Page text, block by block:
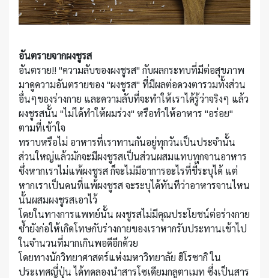
อันตรายจากผงชูรส
อันตราย!! "ความลับของผงชูรส" กับผลกระทบที่มีต่อสุขภาพ
มาดูความอันตรายของ "ผงชูรส" ที่มีผลต่อดวงตารวมทั้งส่วน
อื่นๆของร่างกาย และความลับที่จะทำให้เราได้รู้ว่าจริงๆ แล้ว
ผงชูรสนั้น "ไม่ได้ทำให้ผมร่วง" หรือทำให้อาหาร "อร่อย"
ตามที่เข้าใจ
ทราบหรือไม่ อาหารที่เราทานกันอยู่ทุกวันเป็นประจำนั้น
ส่วนใหญ่แล้วมักจะมีผงชูรสเป็นส่วนผสมแทบทุกจานอาหาร
ซึ่งหากเราไม่แพ้ผงชูรส ก็จะไม่มีอาการอะไรที่ชี้ระบุได้ แต่
หากเราเป็นคนที่แพ้ผงชูรส จะระบุได้ทันทีว่าอาหารจานไหน
นั้นผสมผงชูรสเอาไว้
โดยในทางการแพทย์นั้น ผงชูรสไม่มีคุณประโยชน์ต่อร่างกาย
ซ้ำยังก่อให้เกิดโทษกับร่างกายของเราหากรับประทานเข้าไป
ในจำนวนที่มากเกินพอดีอีกด้วย
โดยทางนักวิทยาศาสตร์แห่งมหาวิทยาลัย ฮิโรซากิ ใน
ประเทศญี่ปุ่น ได้ทดลองนำสารโซเดียมกลูตาเมท ซึ่งเป็นสาร